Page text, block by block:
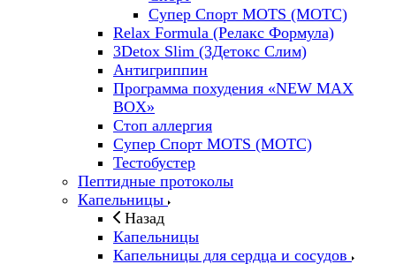
Супер Спорт MOTS (МОТС)
Relax Formula (Релакс Формула)
3Detox Slim (3Детокс Слим)
Антигриппин
Программа похудения «NEW MAX
BOX»
Стоп аллергия
Супер Спорт MOTS (МОТС)
Тестобустер
Пептидные протоколы
Капельницы
Назад
Капельницы
Капельницы для сердца и сосудов